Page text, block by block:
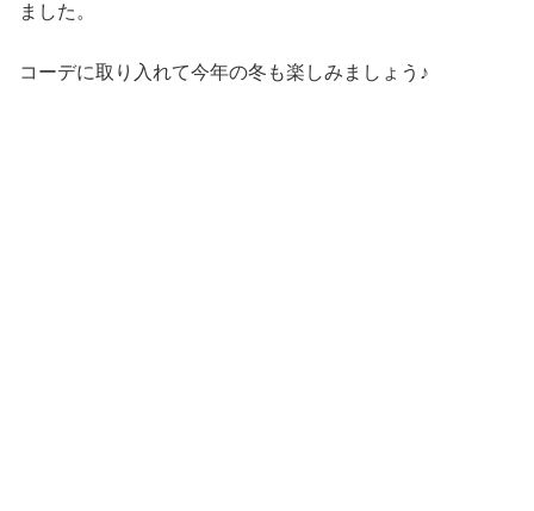
ました。
コーデに取り入れて今年の冬も楽しみましょう♪